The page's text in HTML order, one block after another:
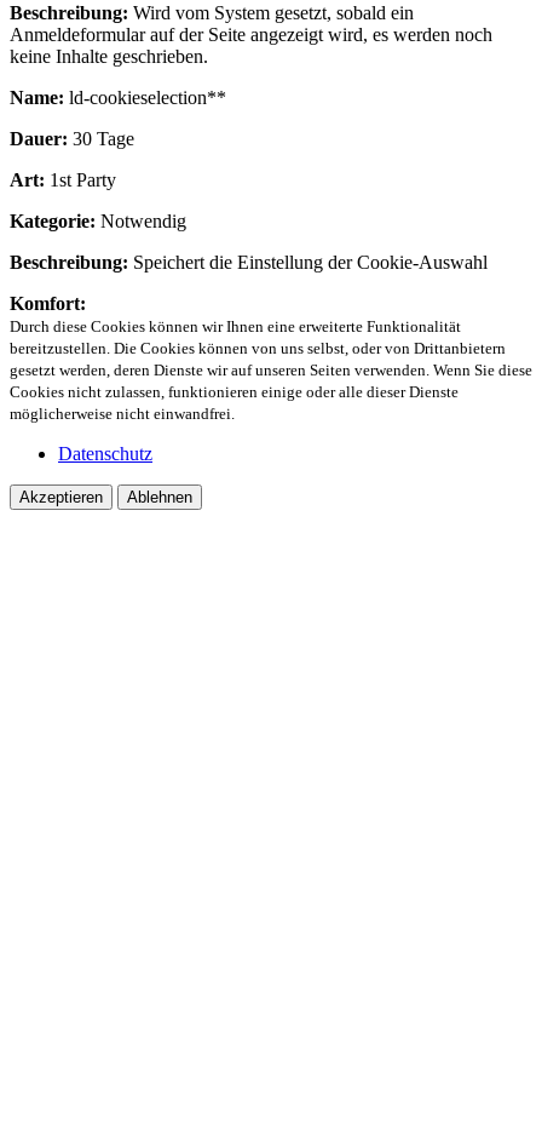
Beschreibung: Wird vom System gesetzt, sobald ein
Anmeldeformular auf der Seite angezeigt wird, es werden noch
keine Inhalte geschrieben.
Name: ld-cookieselection**
Dauer: 30 Tage
Art: 1st Party
Kategorie: Notwendig
Beschreibung: Speichert die Einstellung der Cookie-Auswahl
Komfort:
Durch diese Cookies können wir Ihnen eine erweiterte Funktionalität
bereitzustellen. Die Cookies können von uns selbst, oder von Drittanbietern
gesetzt werden, deren Dienste wir auf unseren Seiten verwenden. Wenn Sie diese
Cookies nicht zulassen, funktionieren einige oder alle dieser Dienste
möglicherweise nicht einwandfrei.
Datenschutz
Akzeptieren Ablehnen